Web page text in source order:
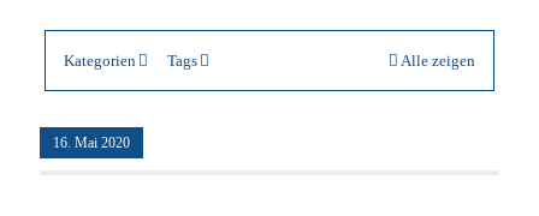
Kategorien Tags Alle zeigen
16. Mai 2020